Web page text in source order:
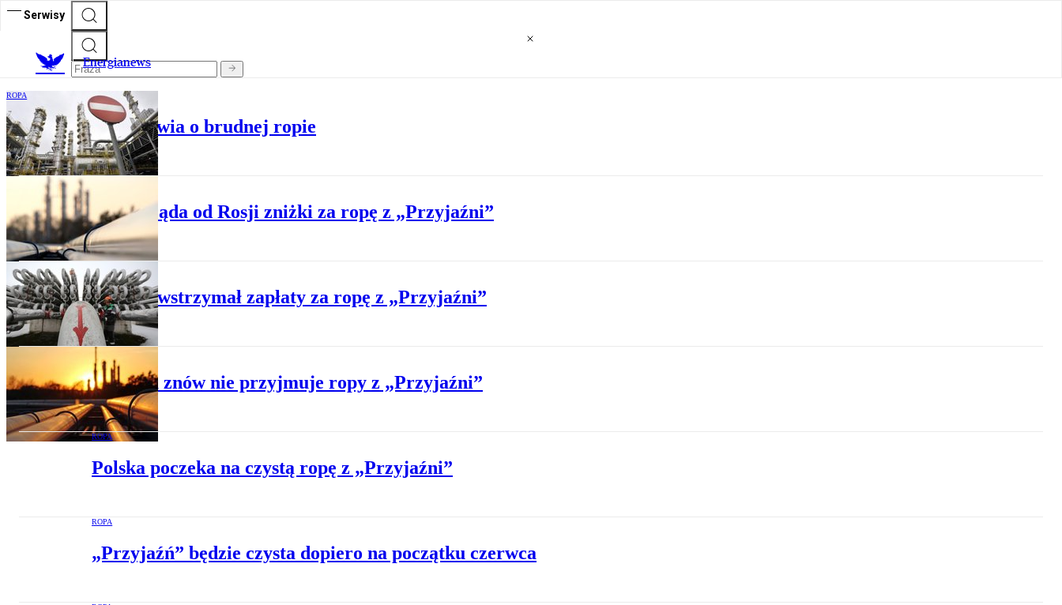
Serwisy
Energianews
ROPA
PKN Orlen rozmawia o brudnej ropie
Polska żąda od Rosji zniżki za ropę z „Przyjaźni”
Zachód wstrzymał zapłaty za ropę z „Przyjaźni”
ROPA
Ukraina znów nie przyjmuje ropy z „Przyjaźni”
ROPA
Polska poczeka na czystą ropę z „Przyjaźni”
ROPA
„Przyjaźń” będzie czysta dopiero na początku czerwca